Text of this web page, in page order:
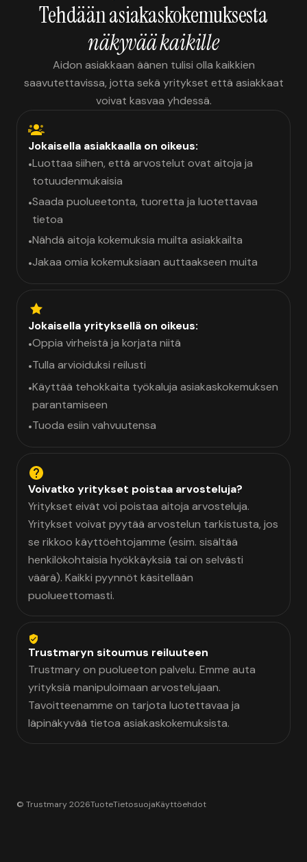
Tehdään asiakaskokemuksesta
näkyvää kaikille
Aidon asiakkaan äänen tulisi olla kaikkien
saavutettavissa, jotta sekä yritykset että asiakkaat
voivat kasvaa yhdessä.
Jokaisella asiakkaalla on oikeus:
•Luottaa siihen, että arvostelut ovat aitoja ja
totuudenmukaisia
•Saada puolueetonta, tuoretta ja luotettavaa
tietoa
•Nähdä aitoja kokemuksia muilta asiakkailta
•Jakaa omia kokemuksiaan auttaakseen muita
Jokaisella yrityksellä on oikeus:
•Oppia virheistä ja korjata niitä
•Tulla arvioiduksi reilusti
•Käyttää tehokkaita työkaluja asiakaskokemuksen
parantamiseen
•Tuoda esiin vahvuutensa
Voivatko yritykset poistaa arvosteluja?
Yritykset eivät voi poistaa aitoja arvosteluja.
Yritykset voivat pyytää arvostelun tarkistusta, jos
se rikkoo käyttöehtojamme (esim. sisältää
henkilökohtaisia hyökkäyksiä tai on selvästi
väärä). Kaikki pyynnöt käsitellään
puolueettomasti.
Trustmaryn sitoumus reiluuteen
Trustmary on puolueeton palvelu. Emme auta
yrityksiä manipuloimaan arvostelujaan.
Tavoitteenamme on tarjota luotettavaa ja
läpinäkyvää tietoa asiakaskokemuksista.
© Trustmary 2026TuoteTietosuojaKäyttöehdot